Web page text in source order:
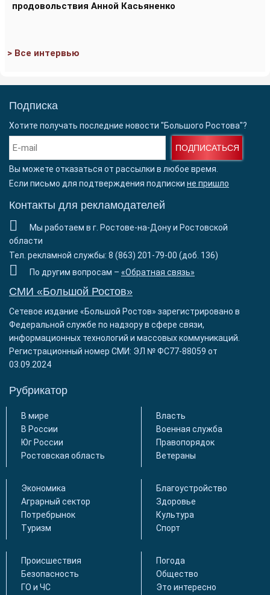
продовольствия Анной Касьяненко
> Все интервью
Подписка
Хотите получать последние новости "Большого Ростова"?
ПОДПИСАТЬСЯ
Вы можете отказаться от рассылки в любое время.
Если письмо для подтверждения подписки не пришло
Контакты для рекламодателей
Мы работаем в г. Ростове-на-Дону и Ростовской
области
Тел. рекламной службы: 8 (863) 201-79-00 (доб. 136)
По другим вопросам – «Обратная связь»
СМИ «Большой Ростов»
Сетевое издание «Большой Ростов» зарегистрировано в
Федеральной службе по надзору в сфере связи,
информационных технологий и массовых коммуникаций.
Регистрационный номер СМИ: ЭЛ № ФС77-88059 от
03.09.2024
Рубрикатор
В мире
В России
Юг России
Ростовская область
Власть
Военная служба
Правопорядок
Ветераны
Экономика
Аграрный сектор
Потребрынок
Туризм
Благоустройство
Здоровье
Культура
Спорт
Происшествия
Безопасность
ГО и ЧС
Погода
Общество
Это интересно